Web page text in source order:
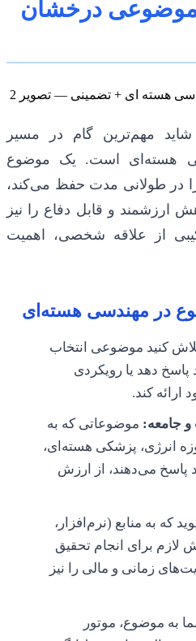
موضوعی درخشان
مهم‌ترین گام در مسیر
هسته‌ای است. یک موضوع
را در طولانی مدت حفظ می‌کند،
ارزشمند و قابل دفاع را نیز
از علاقه شخصی، اهمیت
در مهندسی هسته‌ای
کنید موضوعی انتخاب
پاسخ دهد یا رویکردی
ارائه کند.
و جامعه: موضوعاتی که به
انرژی، پزشکی هسته‌ای،
پاسخ می‌دهند، از ارزش
که به منابع (نرم‌افزار،
لازم برای انجام تحقیق
زمانی و مالی را نیز
به موضوع، موتور